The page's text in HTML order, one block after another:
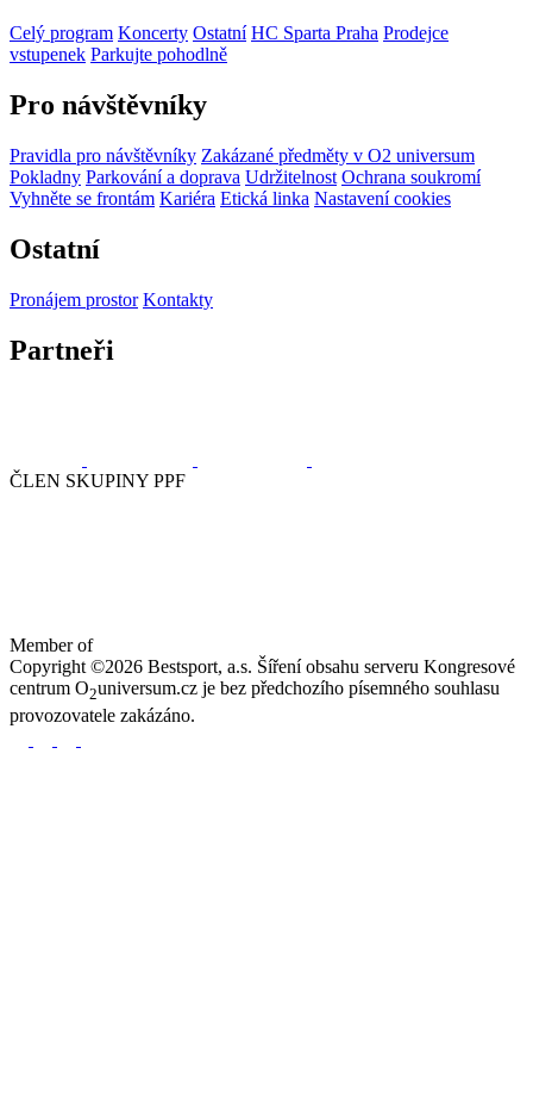
Celý program Koncerty Ostatní HC Sparta Praha Prodejce
vstupenek Parkujte pohodlně
Pro návštěvníky
Pravidla pro návštěvníky Zakázané předměty v O2 universum
Pokladny Parkování a doprava Udržitelnost Ochrana soukromí
Vyhněte se frontám Kariéra Etická linka Nastavení cookies
Ostatní
Pronájem prostor Kontakty
Partneři
ČLEN SKUPINY PPF
Member of
Copyright ©2026 Bestsport, a.s. Šíření obsahu serveru Kongresové
centrum O2universum.cz je bez předchozího písemného souhlasu
provozovatele zakázáno.